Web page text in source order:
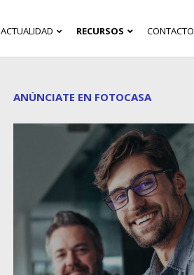
ACTUALIDAD RECURSOS CONTACTO
ANÚNCIATE EN FOTOCASA